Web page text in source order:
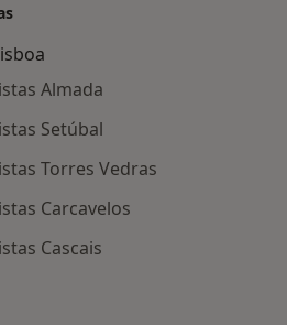
Almada
Setúbal
Torres Vedras
Carcavelos
Cascais